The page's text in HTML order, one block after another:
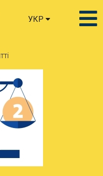
УКР